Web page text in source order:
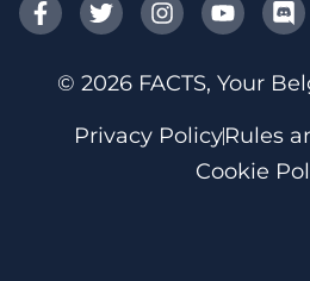
© 2026 FACTS, Your
Privacy PolicyRules
Cookie